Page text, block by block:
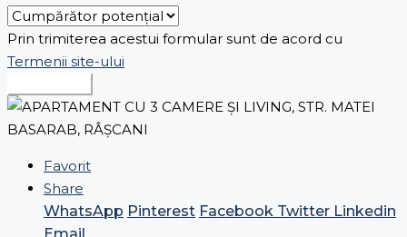
Prin trimiterea acestui formular sunt de acord cu
Termenii site-ului
Favorit
Share
WhatsApp Pinterest Facebook Twitter Linkedin